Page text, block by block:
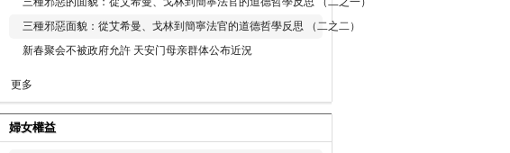
三種邪惡面貌：從艾希曼、戈林到簡寧法官的道德哲學反思 （二之二）
新春聚会不被政府允許 天安门母亲群体公布近況
更多
婦女權益